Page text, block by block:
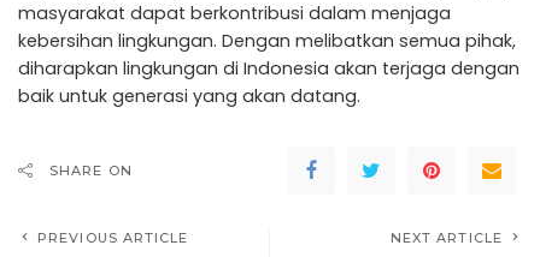
masyarakat dapat berkontribusi dalam menjaga
kebersihan lingkungan. Dengan melibatkan semua pihak,
diharapkan lingkungan di Indonesia akan terjaga dengan
baik untuk generasi yang akan datang.
SHARE ON
PREVIOUS ARTICLE NEXT ARTICLE